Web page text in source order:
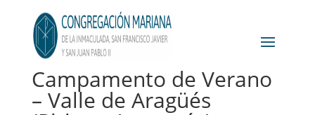
Campamento de Verano
– Valle de Aragüés